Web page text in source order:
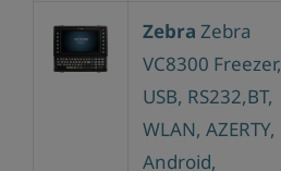
Zebra Zebra
VC8300 Freezer,
USB, RS232,BT,
WLAN, AZERTY,
Android,